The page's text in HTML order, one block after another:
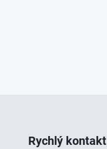
Rychlý kontakt